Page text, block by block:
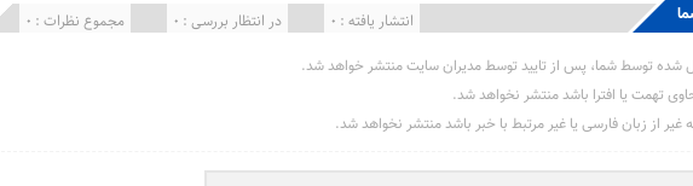
مجموع نظرات : 0 در انتظار بررسی : 0 انتشار یافته : 0
شده توسط شما، پس از تایید توسط مدیران سایت منتشر خواهد شد.
تهمت یا افترا باشد منتشر نخواهد شد.
غیر از زبان فارسی یا غیر مرتبط با خبر باشد منتشر نخواهد شد.